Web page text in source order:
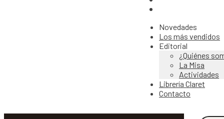
Novedades
Los más vendidos
Editorial
¿Quiénes
La Misa
Actividades
Librería Claret
Contacto